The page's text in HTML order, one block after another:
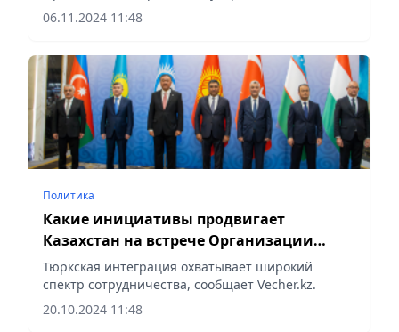
Vecher.kz.
06.11.2024 11:48
Политика
Какие инициативы продвигает
Казахстан на встрече Организации
тюркских государств
Тюркская интеграция охватывает широкий
спектр сотрудничества, сообщает Vecher.kz.
20.10.2024 11:48